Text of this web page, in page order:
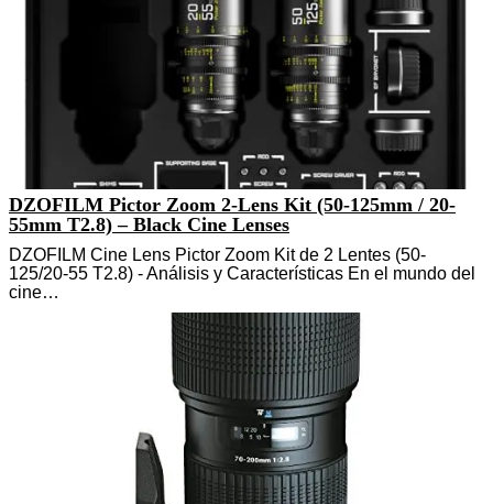
DZOFILM Pictor Zoom 2-Lens Kit (50-125mm / 20-
55mm T2.8) – Black Cine Lenses
DZOFILM Cine Lens Pictor Zoom Kit de 2 Lentes (50-
125/20-55 T2.8) - Análisis y Características En el mundo del
cine…